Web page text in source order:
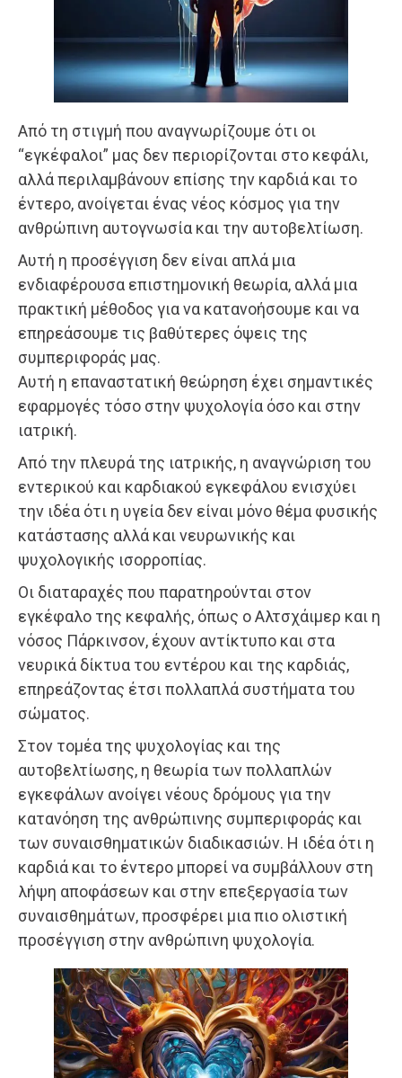
Από τη στιγμή που αναγνωρίζουμε ότι οι
“εγκέφαλοι” μας δεν περιορίζονται στο κεφάλι,
αλλά περιλαμβάνουν επίσης την καρδιά και το
έντερο, ανοίγεται ένας νέος κόσμος για την
ανθρώπινη αυτογνωσία και την αυτοβελτίωση.
Αυτή η προσέγγιση δεν είναι απλά μια
ενδιαφέρουσα επιστημονική θεωρία, αλλά μια
πρακτική μέθοδος για να κατανοήσουμε και να
επηρεάσουμε τις βαθύτερες όψεις της
συμπεριφοράς μας.
Αυτή η επαναστατική θεώρηση έχει σημαντικές
εφαρμογές τόσο στην ψυχολογία όσο και στην
ιατρική.
Από την πλευρά της ιατρικής, η αναγνώριση του
εντερικού και καρδιακού εγκεφάλου ενισχύει
την ιδέα ότι η υγεία δεν είναι μόνο θέμα φυσικής
κατάστασης αλλά και νευρωνικής και
ψυχολογικής ισορροπίας.
Οι διαταραχές που παρατηρούνται στον
εγκέφαλο της κεφαλής, όπως ο Αλτσχάιμερ και η
νόσος Πάρκινσον, έχουν αντίκτυπο και στα
νευρικά δίκτυα του εντέρου και της καρδιάς,
επηρεάζοντας έτσι πολλαπλά συστήματα του
σώματος.
Στον τομέα της ψυχολογίας και της
αυτοβελτίωσης, η θεωρία των πολλαπλών
εγκεφάλων ανοίγει νέους δρόμους για την
κατανόηση της ανθρώπινης συμπεριφοράς και
των συναισθηματικών διαδικασιών. Η ιδέα ότι η
καρδιά και το έντερο μπορεί να συμβάλλουν στη
λήψη αποφάσεων και στην επεξεργασία των
συναισθημάτων, προσφέρει μια πιο ολιστική
προσέγγιση στην ανθρώπινη ψυχολογία.